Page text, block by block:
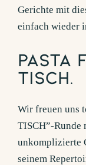
Gerichte mit
einfach wieder
Pasta
Tisch.
Wir freuen uns
TISCH”-Runde
unkomplizierte
seinem